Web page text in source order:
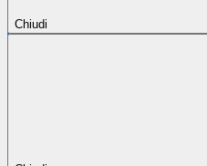
Chiudi